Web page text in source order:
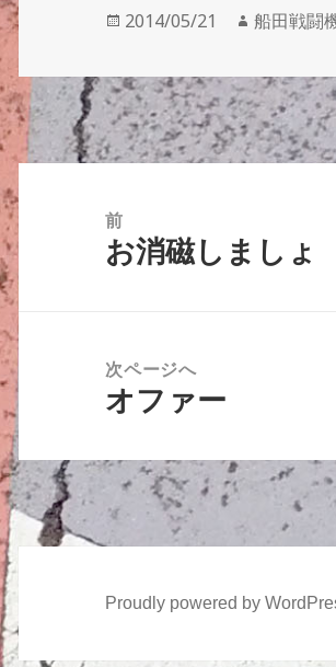
投
日:
2014/05/21
作
者
船田戦闘
稿
ナ
ビ
ー
前
前
お消磁しましょ
次ページへ
次
投
オファー
Proudly powered by